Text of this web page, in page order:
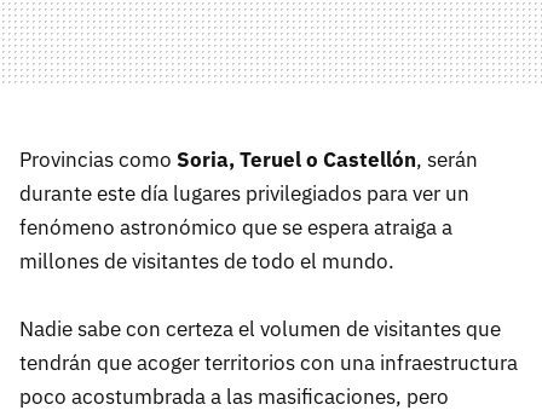
Provincias como Soria, Teruel o Castellón, serán
durante este día lugares privilegiados para ver un
fenómeno astronómico que se espera atraiga a
millones de visitantes de todo el mundo.
Nadie sabe con certeza el volumen de visitantes que
tendrán que acoger territorios con una infraestructura
poco acostumbrada a las masificaciones, pero